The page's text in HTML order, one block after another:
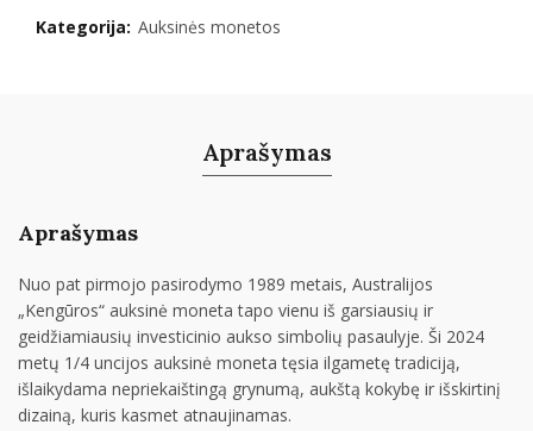
Kategorija: Auksinės monetos
Aprašymas
Aprašymas
Nuo pat pirmojo pasirodymo 1989 metais, Australijos
„Kengūros“ auksinė moneta tapo vienu iš garsiausių ir
geidžiamiausių investicinio aukso simbolių pasaulyje. Ši 2024
metų 1/4 uncijos auksinė moneta tęsia ilgametę tradiciją,
išlaikydama nepriekaištingą grynumą, aukštą kokybę ir išskirtinį
dizainą, kuris kasmet atnaujinamas.